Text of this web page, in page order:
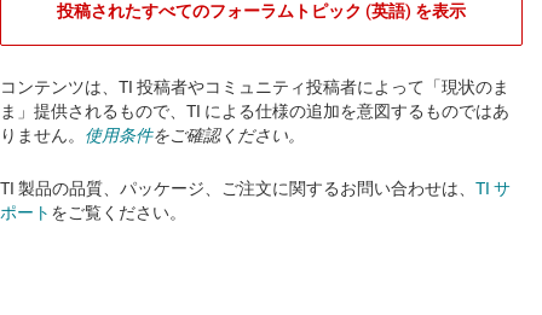
投稿されたすべてのフォーラムトピック (英語) を表示
コンテンツは、TI 投稿者やコミュニティ投稿者によって「現状のま
ま」提供されるもので、TI による仕様の追加を意図するものではあ
りません。 使用条件をご確認ください。
TI 製品の品質、パッケージ、ご注文に関するお問い合わせは、 TI サ
ポート をご覧ください。​​​​​​​​​​​​​​